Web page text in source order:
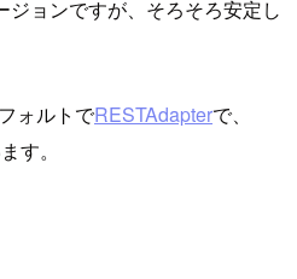
ョンですが、そろそろ安定し
ォルトでRESTAdapterで、
す。